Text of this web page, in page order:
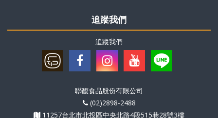
追蹤我們
追蹤我們
聯馥食品股份有限公司
(02)2898-2488
11257台北市北投區中央北路4段515巷28號3樓